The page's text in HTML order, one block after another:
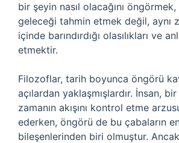
bir şeyin nasıl olacağını öngörmek,
geleceği tahmin etmek değil, aynı
içinde barındırdığı olasılıkları ve
etmektir.
Filozoflar, tarih boyunca öngörü
açılardan yaklaşmışlardır. İnsan,
zamanın akışını kontrol etme
ederken, öngörü de bu çabaların
bileşenlerinden biri olmuştur.